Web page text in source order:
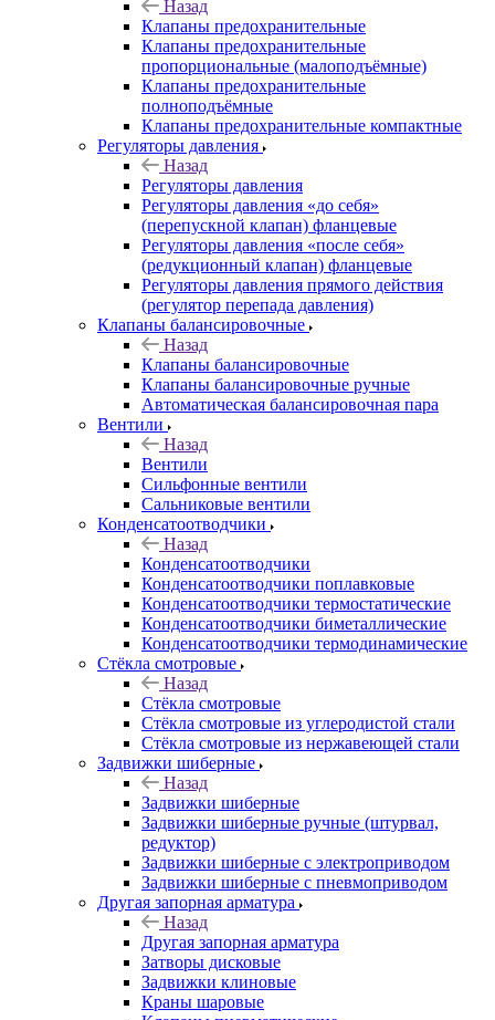
Назад
Клапаны предохранительные
Клапаны предохранительные
пропорциональные (малоподъёмные)
Клапаны предохранительные
полноподъёмные
Клапаны предохранительные компактные
Регуляторы давления
Назад
Регуляторы давления
Регуляторы давления «до себя»
(перепускной клапан) фланцевые
Регуляторы давления «после себя»
(редукционный клапан) фланцевые
Регуляторы давления прямого действия
(регулятор перепада давления)
Клапаны балансировочные
Назад
Клапаны балансировочные
Клапаны балансировочные ручные
Автоматическая балансировочная пара
Вентили
Назад
Вентили
Сильфонные вентили
Сальниковые вентили
Конденсатоотводчики
Назад
Конденсатоотводчики
Конденсатоотводчики поплавковые
Конденсатоотводчики термостатические
Конденсатоотводчики биметаллические
Конденсатоотводчики термодинамические
Стёкла смотровые
Назад
Стёкла смотровые
Стёкла смотровые из углеродистой стали
Стёкла смотровые из нержавеющей стали
Задвижки шиберные
Назад
Задвижки шиберные
Задвижки шиберные ручные (штурвал,
редуктор)
Задвижки шиберные с электроприводом
Задвижки шиберные с пневмоприводом
Другая запорная арматура
Назад
Другая запорная арматура
Затворы дисковые
Задвижки клиновые
Краны шаровые